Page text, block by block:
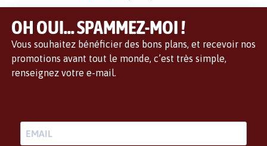
OH OUI... SPAMMEZ-MOI !
Vous souhaitez bénéficier des bons plans, et recevoir nos
promotions avant tout le monde, c’est très simple,
renseignez votre e-mail.